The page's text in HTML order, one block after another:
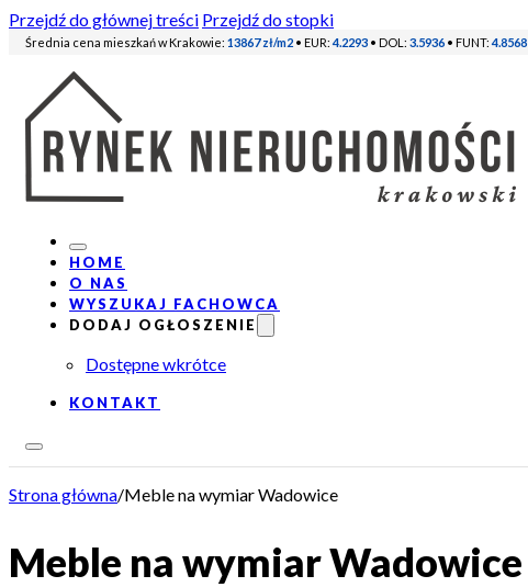
Przejdź do głównej treści Przejdź do stopki
Średnia cena mieszkań w Krakowie: 13867 zł/m2 • EUR: 4.2293 • DOL: 3.5936 • FUNT: 4.8568
HOME
O NAS
WYSZUKAJ FACHOWCA
DODAJ OGŁOSZENIE
Dostępne wkrótce
KONTAKT
Strona główna/Meble na wymiar Wadowice
Meble na wymiar Wadowice